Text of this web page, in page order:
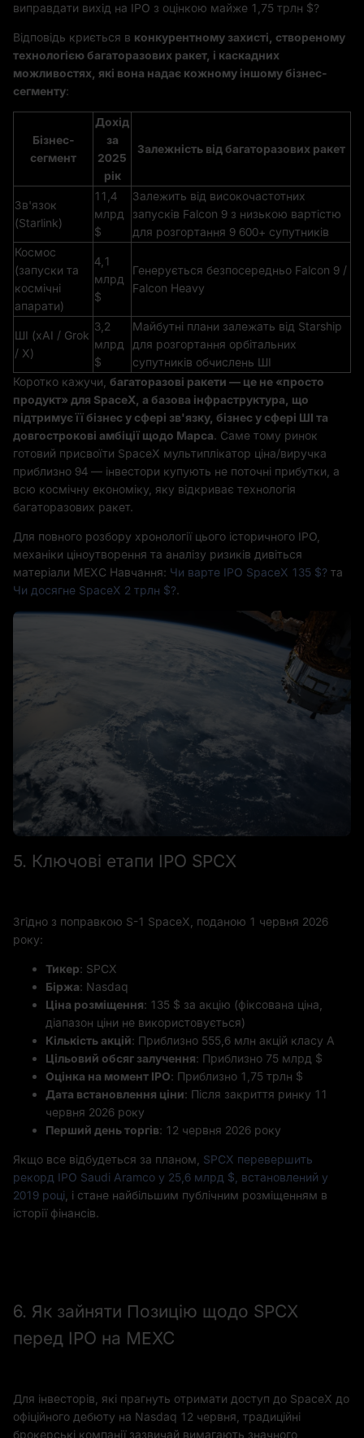
виправдати вихід на IPO з оцінкою майже 1,75 трлн $?
Відповідь криється в конкурентному захисті, створеному
технологією багаторазових ракет, і каскадних
можливостях, які вона надає кожному іншому бізнес-
сегменту:
Бізнес-
сегмент
Дохід
за
2025
рік
Залежність від багаторазових ракет
Зв'язок
(Starlink)
11,4
млрд
$
Залежить від високочастотних
запусків Falcon 9 з низькою вартістю
для розгортання 9 600+ супутників
Космос
(запуски та
космічні
апарати)
4,1
млрд
$
Генерується безпосередньо Falcon 9 /
Falcon Heavy
ШІ (xAI / Grok
/ X)
3,2
млрд
$
Майбутні плани залежать від Starship
для розгортання орбітальних
супутників обчислень ШІ
Коротко кажучи, багаторазові ракети — це не «просто
продукт» для SpaceX, а базова інфраструктура, що
підтримує її бізнес у сфері зв'язку, бізнес у сфері ШІ та
довгострокові амбіції щодо Марса. Саме тому ринок
готовий присвоїти SpaceX мультиплікатор ціна/виручка
приблизно 94 — інвестори купують не поточні прибутки, а
всю космічну економіку, яку відкриває технологія
багаторазових ракет.
Для повного розбору хронології цього історичного IPO,
механіки ціноутворення та аналізу ризиків дивіться
матеріали MEXC Навчання: Чи варте IPO SpaceX 135 $? та
Чи досягне SpaceX 2 трлн $?.
5. Ключові етапи IPO SPCX
Згідно з поправкою S-1 SpaceX, поданою 1 червня 2026
року:
Тикер: SPCX
Біржа: Nasdaq
Ціна розміщення: 135 $ за акцію (фіксована ціна,
діапазон ціни не використовується)
Кількість акцій: Приблизно 555,6 млн акцій класу A
Цільовий обсяг залучення: Приблизно 75 млрд $
Оцінка на момент IPO: Приблизно 1,75 трлн $
Дата встановлення ціни: Після закриття ринку 11
червня 2026 року
Перший день торгів: 12 червня 2026 року
Якщо все відбудеться за планом, SPCX перевершить
рекорд IPO Saudi Aramco у 25,6 млрд $, встановлений у
2019 році , і стане найбільшим публічним розміщенням в
історії фінансів.
6. Як зайняти Позицію щодо SPCX
перед IPO на MEXC
Для інвесторів, які прагнуть отримати доступ до SpaceX до
офіційного дебюту на Nasdaq 12 червня, традиційні
брокерські компанії зазвичай вимагають значного